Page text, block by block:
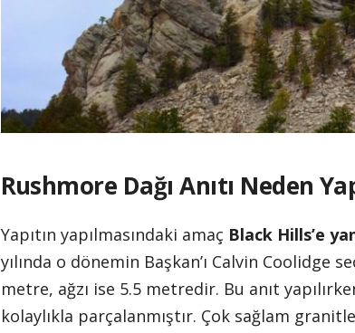
Rushmore Dağı Anıtı Neden
Yapıtın yapılmasındaki amaç Black Hills’e
yılında o dönemin Başkan’ı Calvin Coolidge
metre, ağzı ise 5.5 metredir. Bu anıt
kolaylıkla parçalanmıştır. Çok sağlam